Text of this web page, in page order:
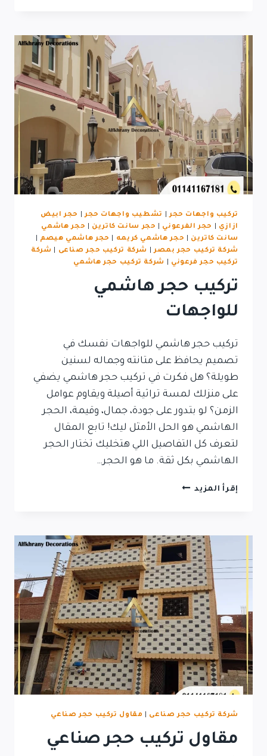
وجودة
مضمونة
تركيب واجهات حجر| تشطيب واجهات حجر|
حجر ابيض
ازازي
حجر الفرعوني حجر سانت كاترين
حجر هاشمي
سانت كاترين
حجر هاشمي كريمه حجر هاشمي هيصم
شركة تركيب حجر بمصر| شركة تركيب حجر صناعى
شركة
تركيب حجر فرعوني
شركة تركيب حجر هاشمي
تركيب حجر هاشمي
للواجهات
تركيب حجر هاشمي للواجهات نفسك في
تصميم يحافظ على متانته وجماله لسنين
طويلة؟ هل فكرت في تركيب حجر هاشمي يضفي
على منزلك لمسة تراثية أصيلة ويقاوم عوامل
الزمن؟ لو بتدور على جودة، جمال، وقيمة، الحجر
الهاشمي هو الحل الأمثل ليك! تابع المقال
لتعرف كل التفاصيل اللي هتخليك تختار الحجر
الهاشمي بكل ثقة. ما هو الحجر…
إقرأ المزيد تركيب
شركة تركيب حجر صناعى مقاول تركيب حجر صناعي
مقاول تركيب حجر صناعي